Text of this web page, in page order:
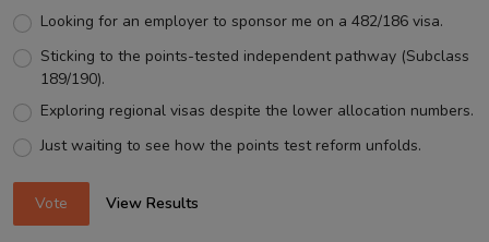
Looking for an employer to sponsor me on a 482/186 visa.
Sticking to the points-tested independent pathway (Subclass
189/190).
Exploring regional visas despite the lower allocation numbers.
Just waiting to see how the points test reform unfolds.
Vote View Results